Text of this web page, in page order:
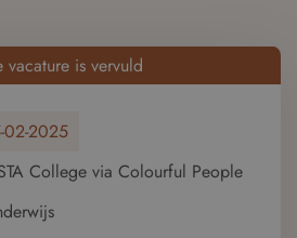
vacature is vervuld
02-2025
College via Colourful People